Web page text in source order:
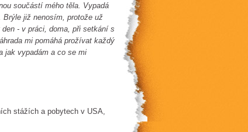
součástí mého těla. Vypadá
Brýle již nenosím, protože už
- v práci, doma, při setkání s
mi pomáhá prožívat každý
jak vypadám a co se mi
stážích a pobytech v USA,